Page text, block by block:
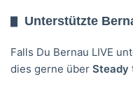
Unterstützte
Falls Du Bernau LIVE
dies gerne über Steady